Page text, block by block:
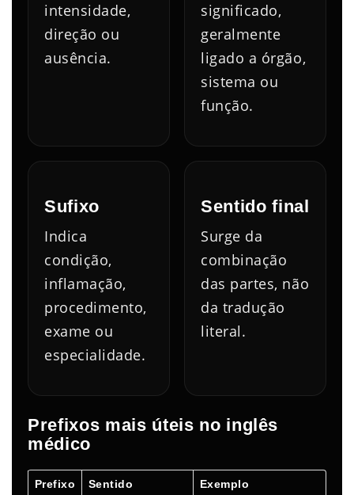
intensidade,
direção ou
ausência.
significado,
geralmente
ligado a órgão,
sistema ou
função.
Sufixo
Indica
condição,
inflamação,
procedimento,
exame ou
especialidade.
Sentido final
Surge da
combinação
das partes, não
da tradução
literal.
Prefixos mais úteis no inglês
médico
Prefixo Sentido Exemplo